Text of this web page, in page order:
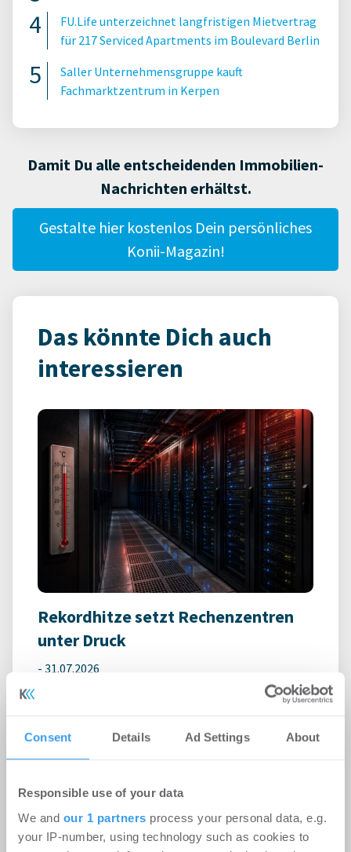
Consent Details Ad Settings About
Responsible use of your data
We and our 1 partners process your personal data, e.g.
your IP-number, using technology such as cookies to
FU.Life unterzeichnet langfristigen Mietvertrag
für 217 Serviced Apartments im Boulevard Berlin
Saller Unternehmensgruppe kauft
Fachmarktzentrum in Kerpen
Damit Du alle entscheidenden Immobilien-
Nachrichten erhältst.
Gestalte hier kostenlos Dein persönliches
Konii-Magazin!
Das könnte Dich auch
interessieren
Rekordhitze setzt Rechenzentren
unter Druck
- 31.07.2026
Rechenzentren: Steigende Außentemperaturen
den ...
Ingeborg-Warschke-Nachwuchspreis
2026 – Bewerbung bis 2. August